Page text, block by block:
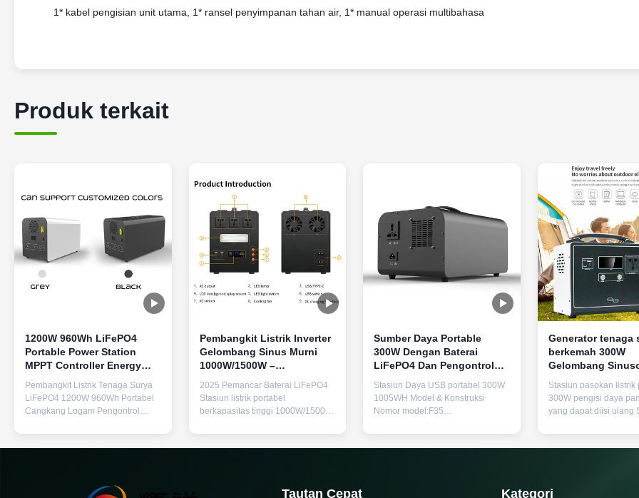
1* kabel pengisian unit utama, 1* ransel penyimpanan tahan air, 1* manual operasi multibahasa
Produk terkait
1200W 960Wh LiFePO4
Portable Power Station
MPPT Controller Energy
Storage Power Supply
Pembangkit Listrik Tenaga Surya
LiFePO4 1200W 960Wh Portabel
Cangkang Logam Pengontrol
Daya Darurat Rumah Luar
Ruangan Spesifikasi Produk
Nomor Model F38 Jenis Baterai
Pembangkit Listrik Inverter
Gelombang Sinus Murni
1000W/1500W –
Penyimpanan Energi
Baterai LiFePO4 dengan
BMS Cerdas & Pengisian
2025 Pemancar Baterai LiFePO4
Stasiun listrik portabel
berkapasitas tinggi 1000W/1500W
sinus murni, menampilkan 3 outlet
AC dan kompatibilitas colokan
listrik portabel ini memberikan
Sumber Daya Portable
300W Dengan Baterai
LiFePO4 Dan Pengontrol
MPPT Untuk Pengisian
Surya
Stasiun Daya USB portabel 300W
1005WH Model & Konstruksi
Nomor model:F35
Spesifikasi Fisik Berat:90,5 kg
Dimensi:294mm × 130mm ×
(Litium Iron Phosphate) Kapasitas
Generator tenaga
berkemah 300W
Gelombang
Termodifikasi
Cadangan Daya
Stasiun pasokan listrik
300W pengisi daya
yang dapat diisi ulang
daya puncak 600W
Keluar 220V 50Hz/
Tegangan rendah,
Tautan Cepat Kategori